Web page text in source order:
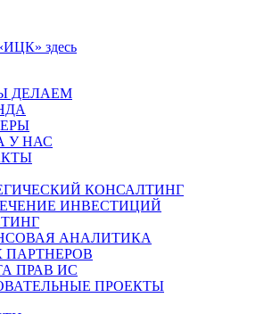
здесь
ДЕЛАЕМ
У НАС
КОНСАЛТИНГ
ИНВЕСТИЦИЙ
АНАЛИТИКА
ПАРТНЕРОВ
ПРАВ ИС
ПРОЕКТЫ